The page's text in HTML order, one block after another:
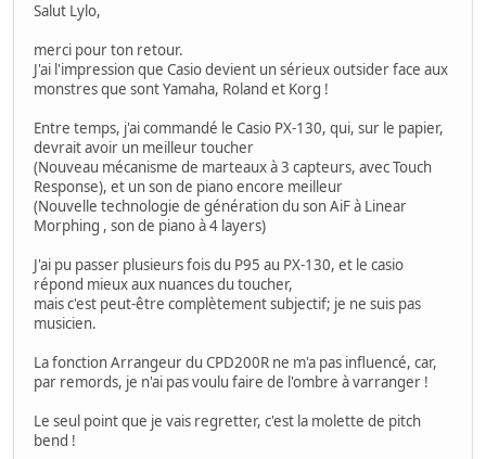
Salut Lylo,
merci pour ton retour.
J'ai l'impression que Casio devient un sérieux outsider face aux
monstres que sont Yamaha, Roland et Korg !
Entre temps, j'ai commandé le Casio PX-130, qui, sur le papier,
devrait avoir un meilleur toucher
(Nouveau mécanisme de marteaux à 3 capteurs, avec Touch
Response), et un son de piano encore meilleur
(Nouvelle technologie de génération du son AiF à Linear
Morphing , son de piano à 4 layers)
J'ai pu passer plusieurs fois du P95 au PX-130, et le casio
répond mieux aux nuances du toucher,
mais c'est peut-être complètement subjectif; je ne suis pas
musicien.
La fonction Arrangeur du CPD200R ne m'a pas influencé, car,
par remords, je n'ai pas voulu faire de l'ombre à varranger !
Le seul point que je vais regretter, c'est la molette de pitch
bend !